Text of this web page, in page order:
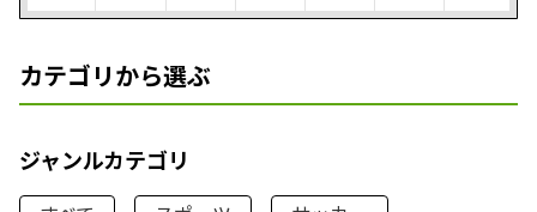
カテゴリから選ぶ
ジャンルカテゴリ